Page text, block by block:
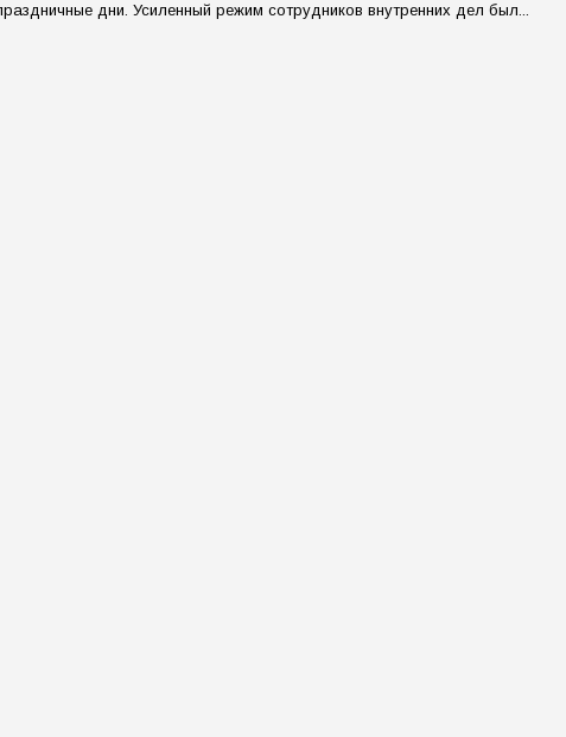
дни. Усиленный режим сотрудников внутренних дел был...